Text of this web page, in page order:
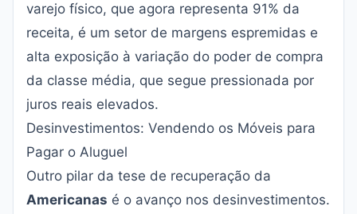
varejo físico, que agora representa 91% da
receita, é um setor de margens espremidas e
alta exposição à variação do poder de compra
da classe média, que segue pressionada por
juros reais elevados.
Desinvestimentos: Vendendo os Móveis para
Pagar o Aluguel
Outro pilar da tese de recuperação da
Americanas é o avanço nos desinvestimentos.